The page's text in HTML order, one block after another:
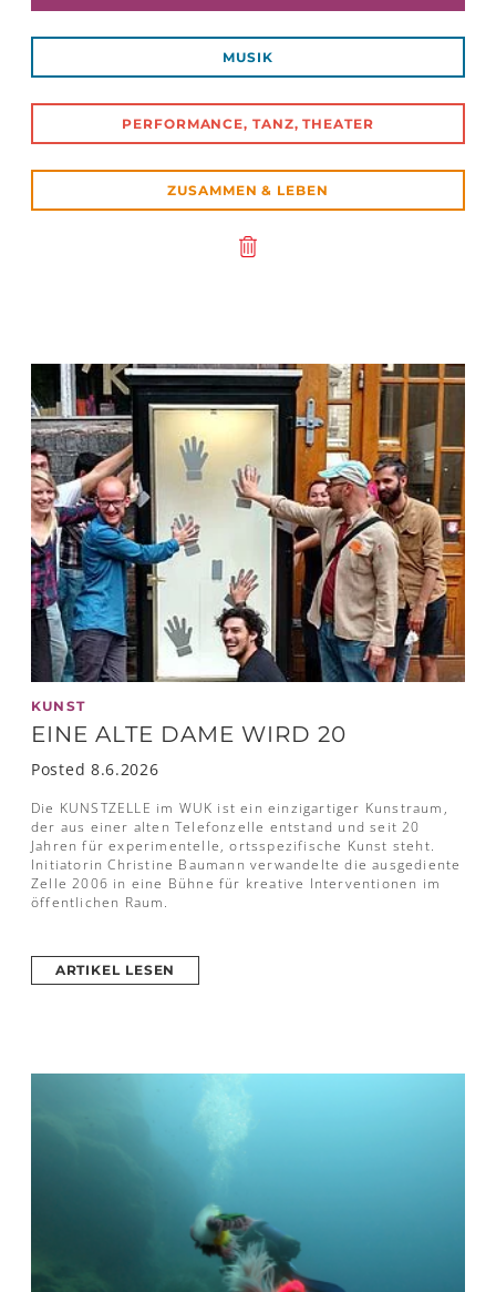
MUSIK
PERFORMANCE, TANZ, THEATER
ZUSAMMEN & LEBEN
KUNST
EINE ALTE DAME WIRD 20
Posted 8.6.2026
Die KUNSTZELLE im WUK ist ein einzigartiger Kunstraum,
der aus einer alten Telefonzelle entstand und seit 20
Jahren für experimentelle, ortsspezifische Kunst steht.
Initiatorin Christine Baumann verwandelte die ausgediente
Zelle 2006 in eine Bühne für kreative Interventionen im
öffentlichen Raum.
ARTIKEL LESEN